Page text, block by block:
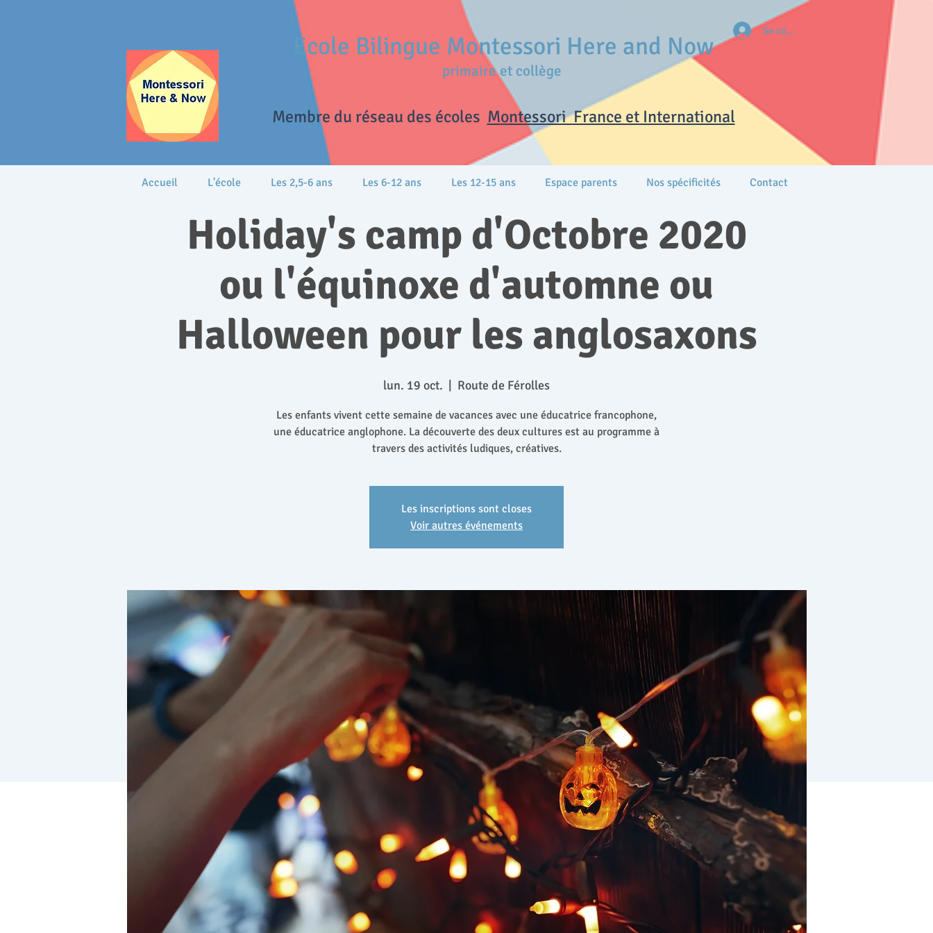
Se connecter
Ecole Bilingue Montessori Here and Now
primaire et collège
Membre du réseau des écoles Montessori France et International
Holiday's camp d'Octobre 2020
ou l'équinoxe d'automne ou
Halloween pour les anglosaxons
lun. 19 oct. Route de Férolles
Les enfants vivent cette semaine de vacances avec une éducatrice francophone,
une éducatrice anglophone. La découverte des deux cultures est au programme à
travers des activités ludiques, créatives.
Les inscriptions sont closes
Voir autres événements
Accueil L'école Les 2,5-6 ans Les 6-12 ans Les 12-15 ans Espace parents Nos spécificités Contact